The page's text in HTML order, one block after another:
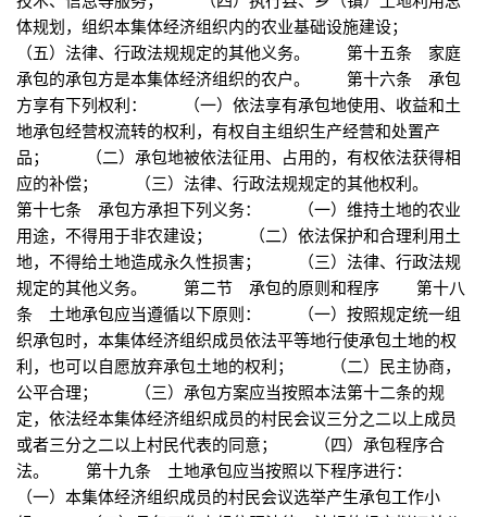
体规划，组织本集体经济组织内的农业基础设施建设；
（五）法律、行政法规规定的其他义务。 第十五条 家庭
承包的承包方是本集体经济组织的农户。 第十六条 承包
方享有下列权利： （一）依法享有承包地使用、收益和土
地承包经营权流转的权利，有权自主组织生产经营和处置产
品； （二）承包地被依法征用、占用的，有权依法获得相
应的补偿； （三）法律、行政法规规定的其他权利。
第十七条 承包方承担下列义务： （一）维持土地的农业
用途，不得用于非农建设； （二）依法保护和合理利用土
地，不得给土地造成永久性损害； （三）法律、行政法规
规定的其他义务。 第二节 承包的原则和程序 第十八
条 土地承包应当遵循以下原则： （一）按照规定统一组
织承包时，本集体经济组织成员依法平等地行使承包土地的权
利，也可以自愿放弃承包土地的权利； （二）民主协商，
公平合理； （三）承包方案应当按照本法第十二条的规
定，依法经本集体经济组织成员的村民会议三分之二以上成员
或者三分之二以上村民代表的同意； （四）承包程序合
法。 第十九条 土地承包应当按照以下程序进行：
（一）本集体经济组织成员的村民会议选举产生承包工作小